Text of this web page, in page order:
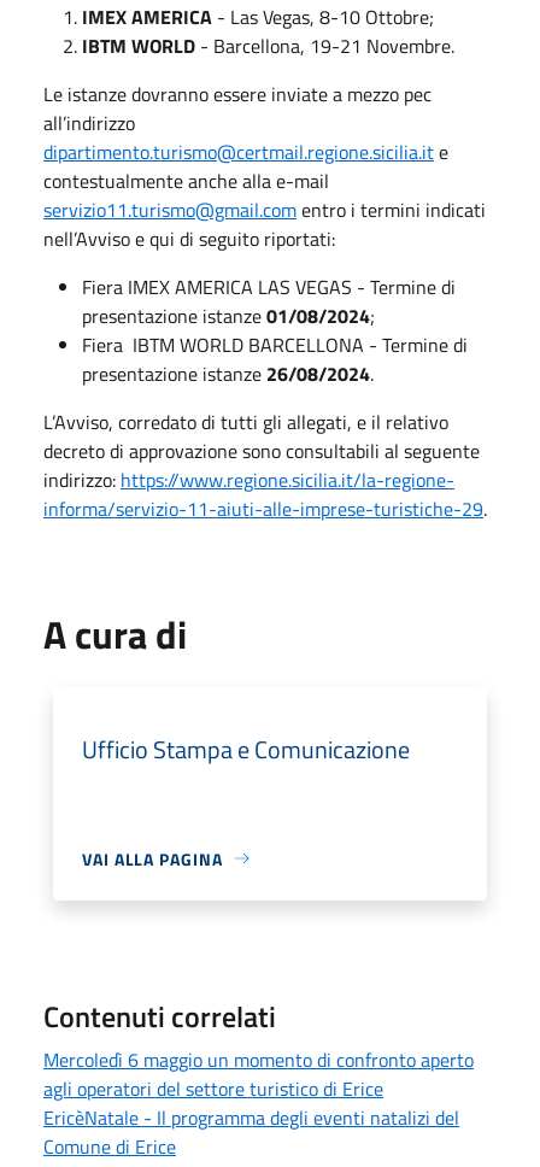
IMEX AMERICA - Las Vegas, 8-10 Ottobre;
IBTM WORLD - Barcellona, 19-21 Novembre.
Le istanze dovranno essere inviate a mezzo pec
all’indirizzo
dipartimento.turismo@certmail.regione.sicilia.ite
contestualmente anche alla e-mail
servizio11.turismo@gmail.comentro i termini indicati
nell’Avviso e qui di seguito riportati:
Fiera IMEX AMERICA LAS VEGAS - Termine di
presentazione istanze01/08/2024;
Fiera IBTM WORLD BARCELLONA - Termine di
presentazione istanze 26/08/2024.
L’Avviso, corredato di tutti gli allegati, e il relativo
decreto di approvazione sono consultabili al seguente
indirizzo: https://www.regione.sicilia.it/la-regione-
informa/servizio-11-aiuti-alle-imprese-turistiche-29.
A cura di
Ufficio Stampa e Comunicazione
VAI ALLA PAGINA
Contenuti correlati
Mercoledì 6 maggio un momento di confronto aperto
agli operatori del settore turistico di Erice
EricèNatale - Il programma degli eventi natalizi del
Comune di Erice